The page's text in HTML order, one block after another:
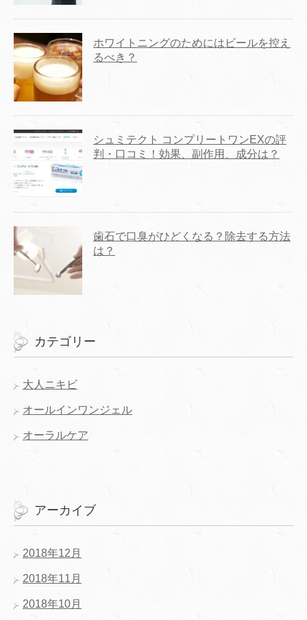
ホワイトニングのためにはビールを控え
るべき？
シュミテクト コンプリートワンEXの評
判・口コミ！効果、副作用、成分は？
歯石で口臭がひどくなる？除去する方法
は？
カテゴリー
大人ニキビ
オールインワンジェル
オーラルケア
アーカイブ
2018年12月
2018年11月
2018年10月